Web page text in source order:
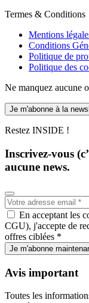
Termes & Conditions
Mentions
Conditions
Politique de
Politique des
Ne manquez aucune
Je m'abonne à la
Restez INSIDE !
Inscrivez-vous
aucune news.
En acceptant les
CGU), j'accepte de
offres ciblées *
Je m'abonne
Avis important
Toutes les